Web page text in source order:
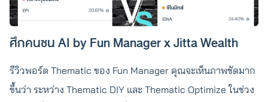
ศึกคนชน AI by Fun Manager x Jitta Wealth
รีวิวพอร์ต Thematic ของ Fun Manager คุณจะเห็นภาพชัดมาก
ขึ้นว่า ระหว่าง Thematic DIY และ Thematic Optimize ในช่วง